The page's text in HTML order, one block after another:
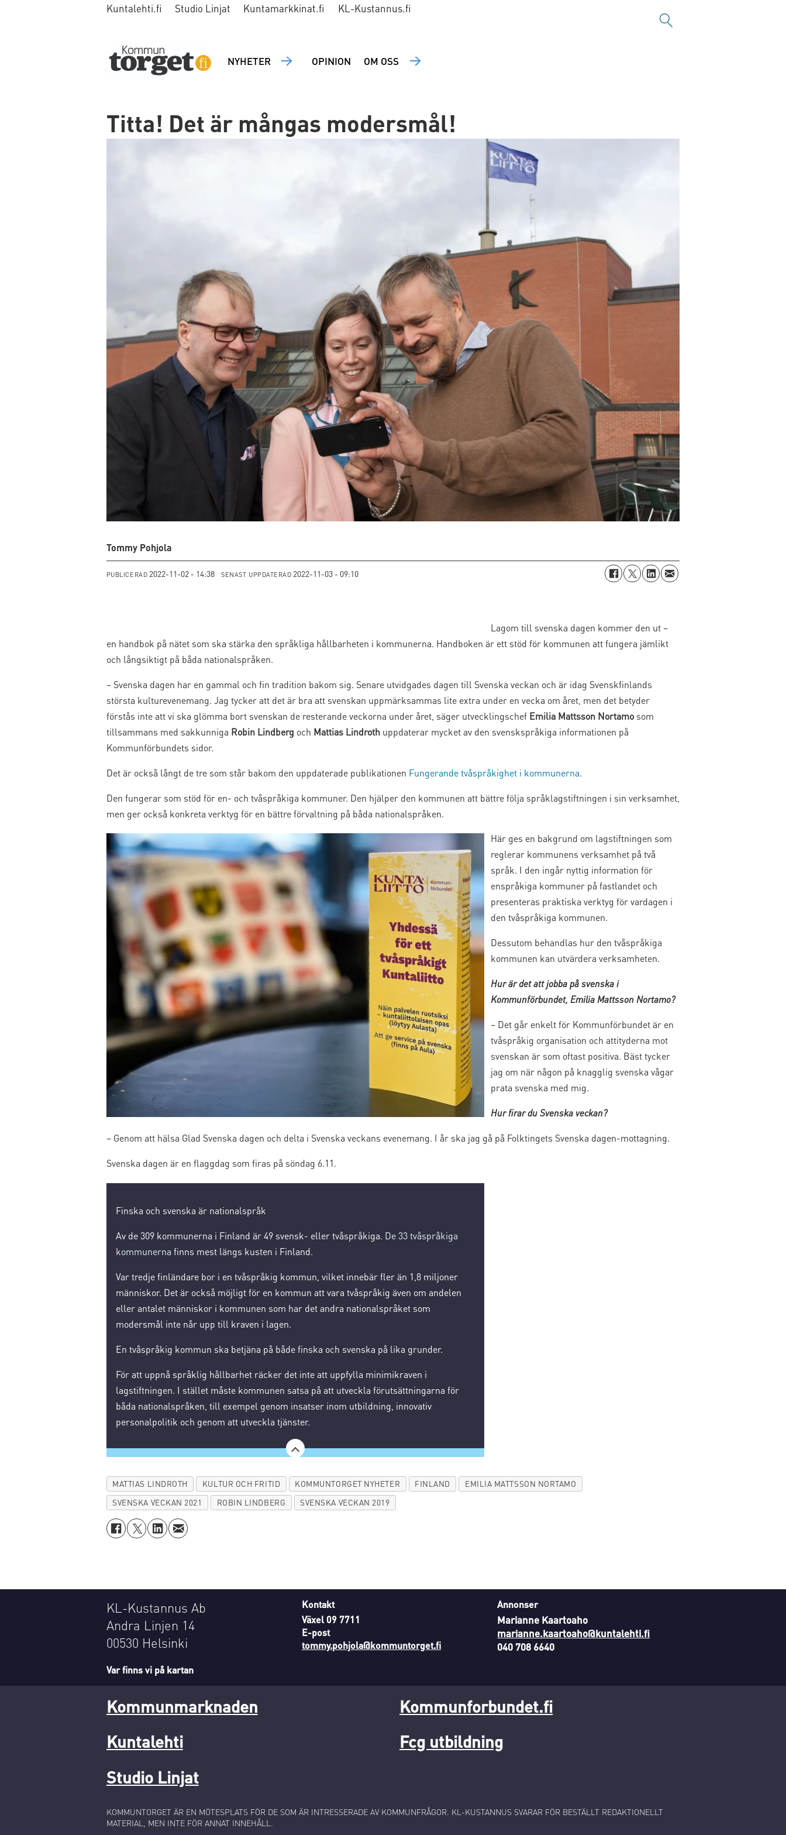
Kuntalehti.fi Studio Linjat Kuntamarkkinat.fi KL-Kustannus.fi
NYHETER OPINION OM OSS
Titta! Det är mångas modersmål!
Tommy Pohjola
PUBLICERAD 2022-11-02 - 14:38 SENAST UPPDATERAD 2022-11-03 - 09:10
Lagom till svenska dagen kommer den ut –
en handbok på nätet som ska stärka den språkliga hållbarheten i kommunerna. Handboken är ett stöd för kommunen att fungera jämlikt
och långsiktigt på båda nationalspråken.
– Svenska dagen har en gammal och fin tradition bakom sig. Senare utvidgades dagen till Svenska veckan och är idag Svenskfinlands
största kulturevenemang. Jag tycker att det är bra att svenskan uppmärksammas lite extra under en vecka om året, men det betyder
förstås inte att vi ska glömma bort svenskan de resterande veckorna under året, säger utvecklingschef Emilia Mattsson Nortamo som
tillsammans med sakkunniga Robin Lindberg och Mattias Lindrothuppdaterar mycket av den svenskspråkiga informationen på
Kommunförbundets sidor.
Det är också långt de tre som står bakom den uppdaterade publikationen Fungerande tvåspråkighet i kommunerna.
Den fungerar som stöd för en- och tvåspråkiga kommuner. Den hjälper den kommunen att bättre följa språklagstiftningen i sin verksamhet,
men ger också konkreta verktyg för en bättre förvaltning på båda nationalspråken.
Här ges en bakgrund om lagstiftningen som
reglerar kommunens verksamhet på två
språk. I den ingår nyttig information för
enspråkiga kommuner på fastlandet och
presenteras praktiska verktyg för vardagen i
den tvåspråkiga kommunen.
Dessutom behandlas hur den tvåspråkiga
kommunen kan utvärdera verksamheten.
Hur är det att jobba på svenska i
Kommunförbundet, Emilia Mattsson Nortamo?
– Det går enkelt för Kommunförbundet är en
tvåspråkig organisation och attityderna mot
svenskan är som oftast positiva. Bäst tycker
jag om när någon på knagglig svenska vågar
prata svenska med mig.
Hur firar du Svenska veckan?
– Genom att hälsa Glad Svenska dagen och delta i Svenska veckans evenemang. I år ska jag gå på Folktingets Svenska dagen-mottagning.
Svenska dagen är en flaggdag som firas på söndag 6.11.
Finska och svenska är nationalspråk
Av de 309 kommunerna i Finland är 49 svensk- eller tvåspråkiga. De 33 tvåspråkiga
kommunerna finns mest längs kusten i Finland.
Var tredje finländare bor i en tvåspråkig kommun, vilket innebär fler än 1,8 miljoner
människor. Det är också möjligt för en kommun att vara tvåspråkig även om andelen
eller antalet människor i kommunen som har det andra nationalspråket som
modersmål inte når upp till kraven i lagen.
En tvåspråkig kommun ska betjäna på både finska och svenska på lika grunder.
För att uppnå språklig hållbarhet räcker det inte att uppfylla minimikraven i
lagstiftningen. I stället måste kommunen satsa på att utveckla förutsättningarna för
båda nationalspråken, till exempel genom insatser inom utbildning, innovativ
personalpolitik och genom att utveckla tjänster.
MATTIAS LINDROTH KULTUR OCH FRITID KOMMUNTORGET NYHETER FINLAND
EMILIA MATTSSON NORTAMO
SVENSKA VECKAN 2021
ROBIN LINDBERG SVENSKA VECKAN 2019
KL-Kustannus Ab
Andra Linjen 14
00530 Helsinki
Var finns vi på kartan
Kontakt
Växel 09 7711
E-post
tommy.pohjola@kommuntorget.fi
Annonser
Marianne Kaartoaho
marianne.kaartoaho@kuntalehti.fi
040 708 6640
Kommunmarknaden
Kuntalehti
Studio Linjat
Kommunforbundet.fi
Fcg utbildning
KOMMUNTORGET ÄR EN MÖTESPLATS FÖR DE SOM ÄR INTRESSERADE AV KOMMUNFRÅGOR. KL-KUSTANNUS SVARAR FÖR BESTÄLLT REDAKTIONELLT
MATERIAL, MEN INTE FÖR ANNAT INNEHÅLL.